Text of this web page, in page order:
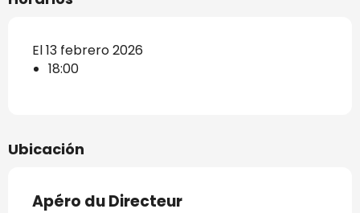
El 13 febrero 2026
18:00
Ubicación
Apéro du Directeur